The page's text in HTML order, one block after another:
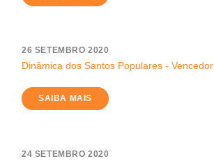
26 SETEMBRO 2020
Dinâmica dos Santos Populares - Vencedor
SAIBA MAIS
24 SETEMBRO 2020